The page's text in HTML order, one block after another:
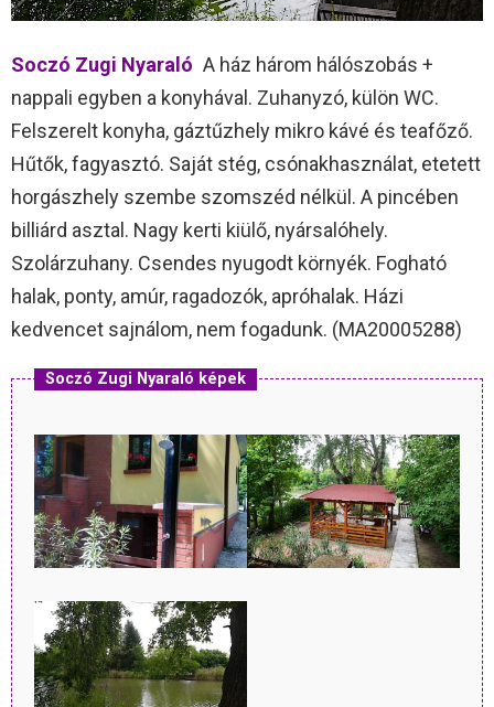
Soczó Zugi Nyaraló A ház három hálószobás +
nappali egyben a konyhával. Zuhanyzó, külön WC.
Felszerelt konyha, gáztűzhely mikro kávé és teafőző.
Hűtők, fagyasztó. Saját stég, csónakhasználat, etetett
horgászhely szembe szomszéd nélkül. A pincében
billiárd asztal. Nagy kerti kiülő, nyársalóhely.
Szolárzuhany. Csendes nyugodt környék. Fogható
halak, ponty, amúr, ragadozók, apróhalak. Házi
kedvencet sajnálom, nem fogadunk. (MA20005288)
Soczó Zugi Nyaraló képek